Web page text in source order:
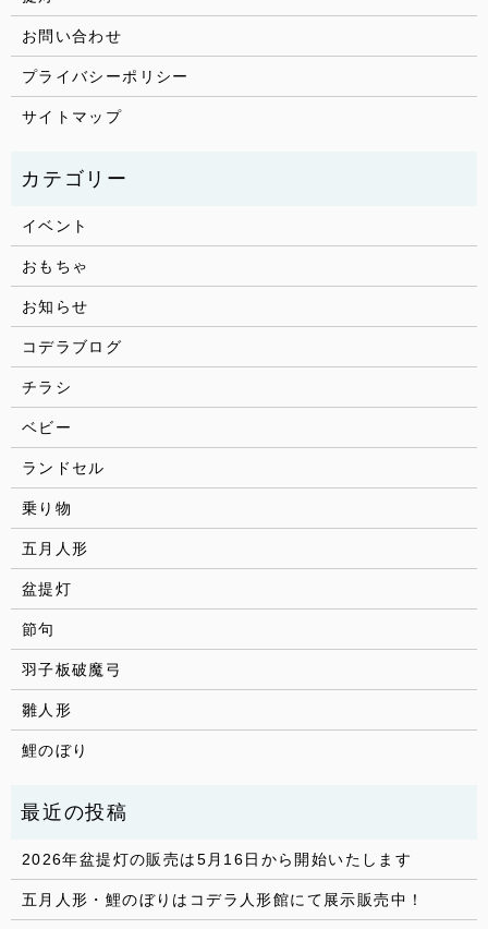
お問い合わせ
プライバシーポリシー
サイトマップ
イベント
おもちゃ
お知らせ
コデラブログ
チラシ
ベビー
ランドセル
乗り物
五月人形
盆提灯
節句
羽子板破魔弓
雛人形
鯉のぼり
2026年盆提灯の販売は5月16日から開始いたします
五月人形・鯉のぼりはコデラ人形館にて展示販売中！